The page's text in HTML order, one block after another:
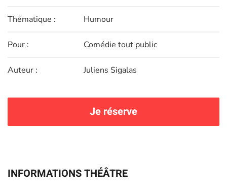
Thématique : Humour
Pour : Comédie tout public
Auteur : Juliens Sigalas
Je réserve
INFORMATIONS THÉÂTRE